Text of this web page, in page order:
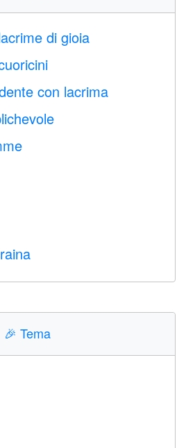
di gioia
con lacrima
🎉 Tema